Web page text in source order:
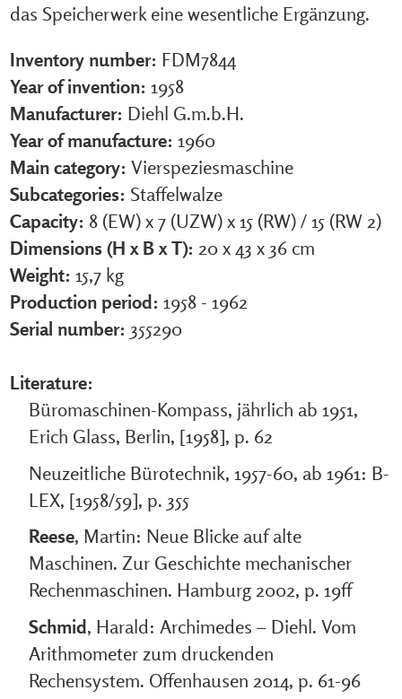
das Speicherwerk eine wesentliche Ergänzung.
Inventory number: FDM7844
Year of invention: 1958
Manufacturer: Diehl G.m.b.H.
Year of manufacture: 1960
Main category: Vierspeziesmaschine
Subcategories: Staffelwalze
Capacity: 8 (EW) x 7 (UZW) x 15 (RW)/15 (RW 2)
Dimensions (H x B x T): 20 x 43 x 36 cm
Weight: 15,7 kg
Production period: 1958 - 1962
Serial number: 355290
Literature:
Büromaschinen-Kompass, jährlich ab 1951,
Erich Glass, Berlin, [1958], p. 62
Neuzeitliche Bürotechnik, 1957-60, ab 1961: B-
LEX, [1958/59], p. 355
Reese, Martin: Neue Blicke auf alte
Maschinen. Zur Geschichte mechanischer
Rechenmaschinen. Hamburg 2002, p. 19ff
Schmid, Harald: Archimedes – Diehl. Vom
Arithmometer zum druckenden
Rechensystem. Offenhausen 2014, p. 61-96